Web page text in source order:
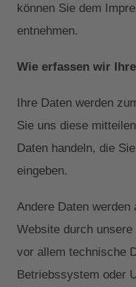
können Sie dem
entnehmen.
Wie erfassen wir
Ihre Daten werden
Sie uns diese
Daten handeln, die
eingeben.
Andere Daten
Website durch
vor allem technische
Betriebssystem oder